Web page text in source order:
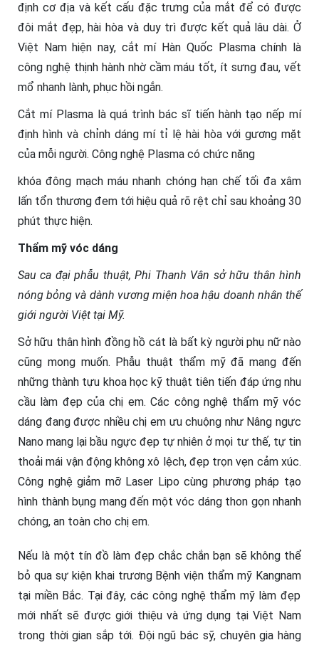
định cơ địa và kết cấu đặc trưng của mắt để có được
đôi mắt đẹp, hài hòa và duy trì được kết quả lâu dài. Ở
Việt Nam hiện nay, cắt mí Hàn Quốc Plasma chính là
công nghệ thịnh hành nhờ cầm máu tốt, ít sưng đau, vết
mổ nhanh lành, phục hồi ngắn.
Cắt mí Plasma là quá trình bác sĩ tiến hành tạo nếp mí
định hình và chỉnh dáng mí tỉ lệ hài hòa với gương mặt
của mỗi người. Công nghệ Plasma có chức năng
khóa đông mạch máu nhanh chóng hạn chế tối đa xâm
lấn tổn thương đem tới hiệu quả rõ rệt chỉ sau khoảng 30
phút thực hiện.
Thẩm mỹ vóc dáng
Sau ca đại phẫu thuật, Phi Thanh Vân sở hữu thân hình
nóng bỏng và dành vương miện hoa hậu doanh nhân thế
giới người Việt tại Mỹ.
Sở hữu thân hình đồng hồ cát là bất kỳ người phụ nữ nào
cũng mong muốn. Phẫu thuật thẩm mỹ đã mang đến
những thành tựu khoa học kỹ thuật tiên tiến đáp ứng nhu
cầu làm đẹp của chị em. Các công nghệ thẩm mỹ vóc
dáng đang được nhiều chị em ưu chuộng như Nâng ngực
Nano mang lại bầu ngực đẹp tự nhiên ở mọi tư thế, tự tin
thoải mái vận động không xô lệch, đẹp trọn vẹn cảm xúc.
Công nghệ giảm mỡ Laser Lipo cùng phương pháp tạo
hình thành bụng mang đến một vóc dáng thon gọn nhanh
chóng, an toàn cho chị em.
Nếu là một tín đồ làm đẹp chắc chắn bạn sẽ không thể
bỏ qua sự kiện khai trương Bệnh viện thẩm mỹ Kangnam
tại miền Bắc. Tại đây, các công nghệ thẩm mỹ làm đẹp
mới nhất sẽ được giới thiệu và ứng dụng tại Việt Nam
trong thời gian sắp tới. Đội ngũ bác sỹ, chuyên gia hàng